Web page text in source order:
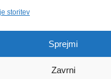
storitev
Sprejmi
Zavrni
FOTO: Razstava
Dogodki 27. novembra, 2017